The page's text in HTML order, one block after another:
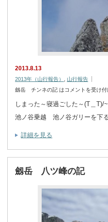
2013.8.13
2013年（山行報告）
山行報告
劔岳 チンネの記 は コメントを受け
しまった～寝過ごした～(T＿
池ノ谷乗越 池ノ谷ガリーを下
詳細を見る
劔岳 八ツ峰の記